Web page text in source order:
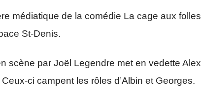
médiatique de la comédie La cage aux folles
St-Denis.
scène par Joël Legendre met en vedette Alex
ci campent les rôles d’Albin et Georges.